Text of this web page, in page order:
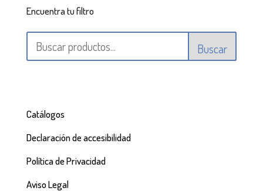
Encuentra tu filtro
Buscar
Catálogos
Declaración de accesibilidad
Política de Privacidad
Aviso Legal